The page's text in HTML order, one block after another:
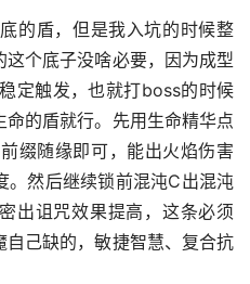
的盾，但是我入坑的时候整
个底子没啥必要，因为成型
定触发，也就打boss的时候
的盾就行。先用生命精华点
缀随缘即可，能出火焰伤害
。然后继续锁前混沌C出混沌
出诅咒效果提高，这条必须
己缺的，敏捷智慧、复合抗